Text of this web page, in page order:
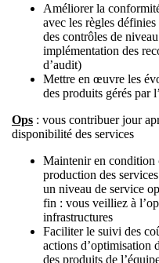
Améliorer la
avec les règles
des contrôles de
implémentation des
d’audit)
Mettre en œuvre les
des produits gérés par
Ops : vous contribuer jour
disponibilité des services
Maintenir en condition
production des
un niveau de service
fin : vous veilliez à
infrastructures
Faciliter le suivi des
actions d’optimisation
des produits de